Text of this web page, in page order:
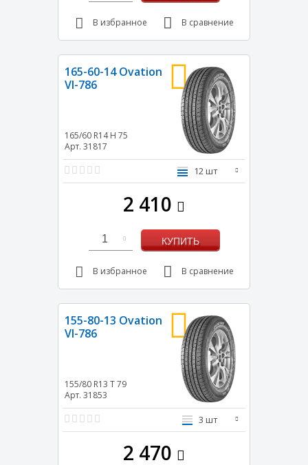
В избранное В сравнение
165-60-14 Ovation
VI-786
165/60 R14 H 75
Арт. 31817
12 шт
2 410
1 КУПИТЬ
В избранное В сравнение
155-80-13 Ovation
VI-786
155/80 R13 T79
Арт. 31853
3 шт
2 470